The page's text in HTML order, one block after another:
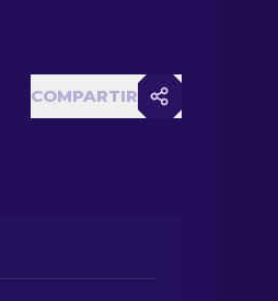
COMPARTIR